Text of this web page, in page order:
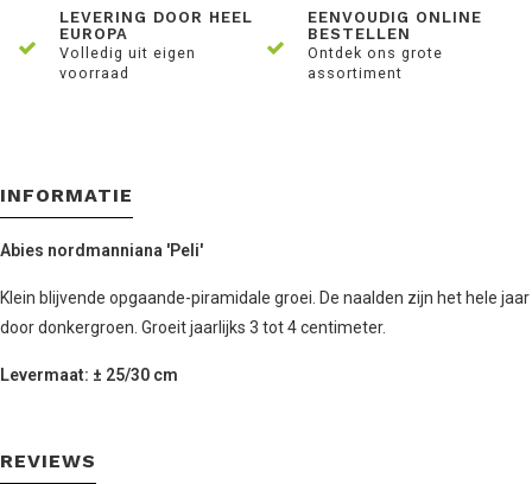
LEVERING DOOR HEEL
EUROPA
Volledig uit eigen
voorraad
EENVOUDIG ONLINE
BESTELLEN
Ontdek ons grote
assortiment
INFORMATIE
Abies nordmanniana 'Peli'
Klein blijvende opgaande-piramidale groei. De naalden zijn het hele jaar
door donkergroen. Groeit jaarlijks 3 tot 4 centimeter.
Levermaat: ± 25/30 cm
REVIEWS